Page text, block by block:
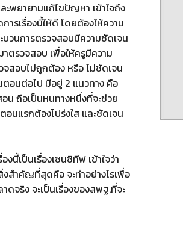
ะพยายามแก้ไขปัญหา เข้าใจถึง
ารเรื่องนี้ให้ดี โดยต้องให้ความ
วนการตรวจสอบมีความชัดเจน
ตรวจสอบ เพื่อให้ครูมีความ
จสอบไม่ถูกต้อง หรือ ไม่ชัดเจน
อนต่อไป มีอยู่ 2 แนวทาง คือ
อน ถือเป็นหนทางหนึ่งที่จะช่วย
นแรกต้องโปร่งใส และชัดเจน
นี้เป็นเรื่องเซนซิทีฟ เข้าใจว่า
สำคัญที่สุดคือ จะทำอย่างไรเพื่อ
จริง จะเป็นเรื่องของสพฐ.ที่จะ